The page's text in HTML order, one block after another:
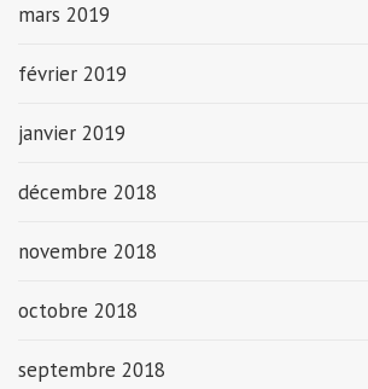
mars 2019
février 2019
janvier 2019
décembre 2018
novembre 2018
octobre 2018
septembre 2018